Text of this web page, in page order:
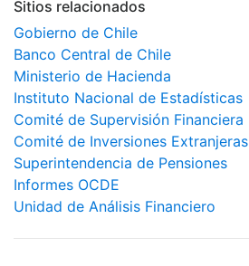
Sitios relacionados
Gobierno de Chile
Banco Central de Chile
Ministerio de Hacienda
Instituto Nacional de Estadísticas
Comité de Supervisión Financiera
Comité de Inversiones Extranjeras
Superintendencia de Pensiones
Informes OCDE
Unidad de Análisis Financiero